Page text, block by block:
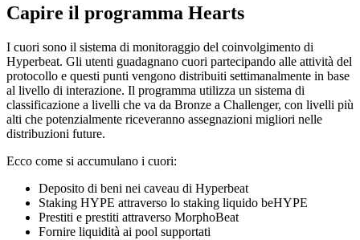
Capire il programma Hearts
I cuori sono il sistema di monitoraggio del coinvolgimento di
Hyperbeat. Gli utenti guadagnano cuori partecipando alle attività del
protocollo e questi punti vengono distribuiti settimanalmente in base
al livello di interazione. Il programma utilizza un sistema di
classificazione a livelli che va da Bronze a Challenger, con livelli più
alti che potenzialmente riceveranno assegnazioni migliori nelle
distribuzioni future.
Ecco come si accumulano i cuori:
Deposito di beni nei caveau di Hyperbeat
Staking HYPE attraverso lo staking liquido beHYPE
Prestiti e prestiti attraverso MorphoBeat
Fornire liquidità ai pool supportati